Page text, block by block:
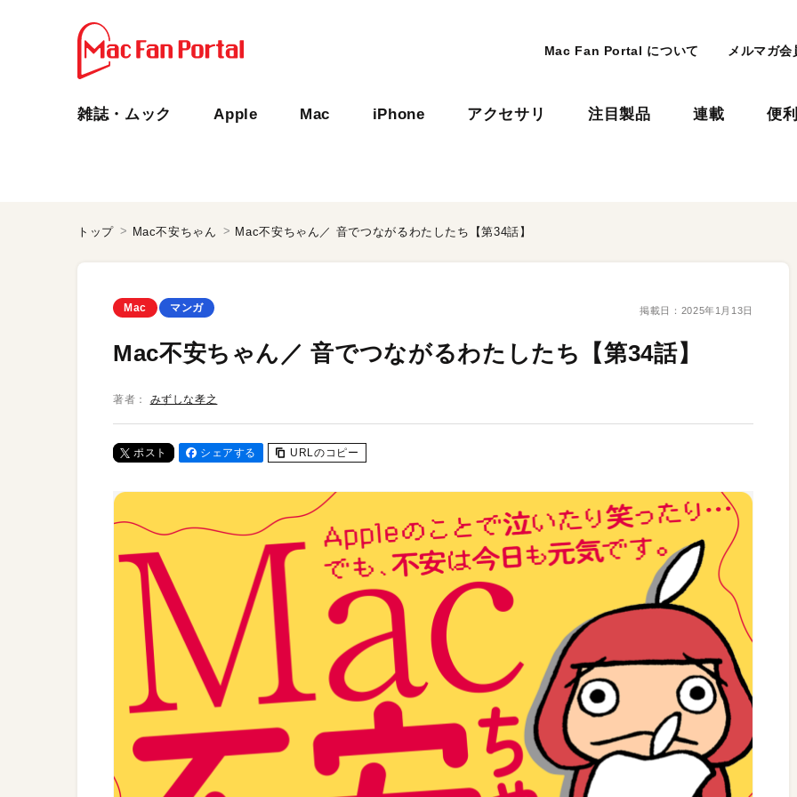
Mac Fan Portal について メルマガ会
雑誌・ムック Apple Mac iPhone アクセサリ 注目製品 連載 便
トップ Mac不安ちゃん Mac不安ちゃん／ 音でつながるわたしたち【第34話】
Mac マンガ 掲載日： 2025年1月13日
Mac不安ちゃん／ 音でつながるわたしたち【第34話】
著者： みずしな孝之
ポスト シェアする URLのコピー